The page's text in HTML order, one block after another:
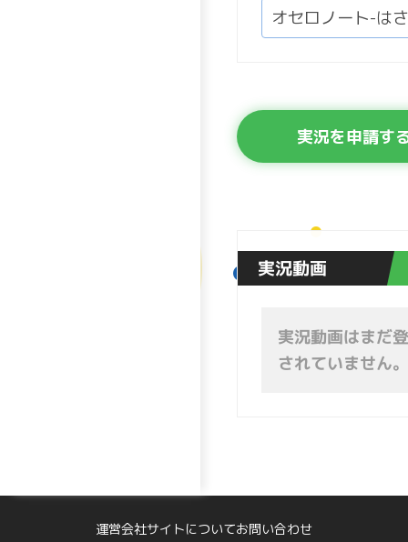
実況を申請す
実況動画
実況動画はまだ
されていません。
運営会社サイトについてお問い合わせ